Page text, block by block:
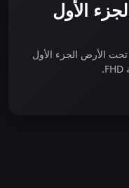
الأول
الأرض الجزء الأول